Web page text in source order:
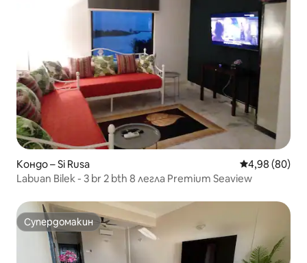
Кондо – Si Rusa Средна
4,98 (80)
Labuan Bilek - 3 br 2 bth 8 легла Premium Seaview
Супердомакин
Супердомакин